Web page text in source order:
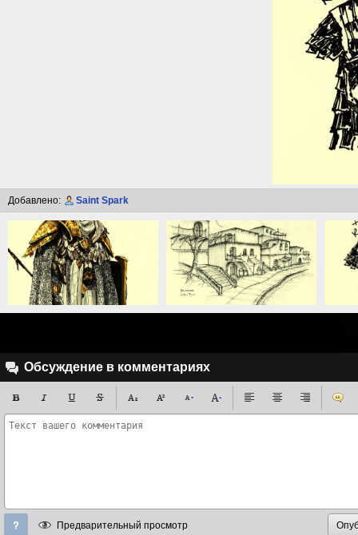
Добавлено: Saint Spark
Обсуждение в комментариях
Предварительный просмотр